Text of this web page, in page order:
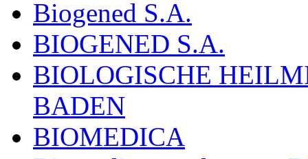
Biogened S.A.
BIOGENED S.A.
BIOLOGISCHE
BADEN
BIOMEDICA